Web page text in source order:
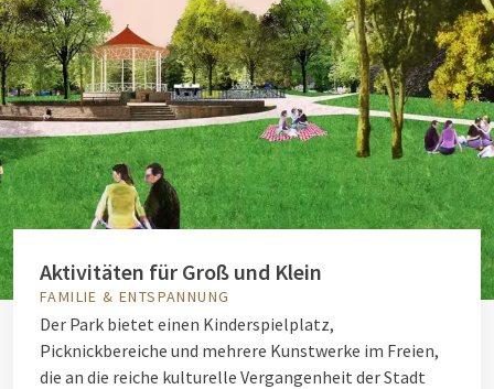
Aktivitäten für Groß und Klein
FAMILIE & ENTSPANNUNG
Der Park bietet einen Kinderspielplatz,
Picknickbereiche und mehrere Kunstwerke im Freien,
die an die reiche kulturelle Vergangenheit der Stadt